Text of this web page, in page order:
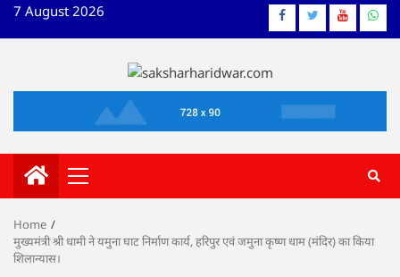
Skip7 August 2026 Facebook
TwitterYouTube
Primary
Menu
Home
मुख्यमंत्री श्री धामी ने यमुना घाट निर्माण कार्य, हरिपुर एवं जमुना कृष्ण धाम (मंदिर) का किया
शिलान्यास।